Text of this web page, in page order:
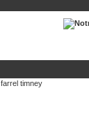
farrel timney